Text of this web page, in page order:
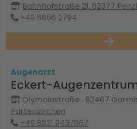
Bahnhofstraße 21, 82377
+49 8856 2794
Augenarzt
Eckert-
Olympiastraße , 82467
Partenkirchen
+49 8821 9437867